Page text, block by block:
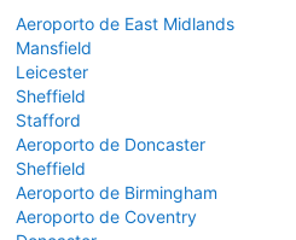
Aeroporto de East Midlands
Mansfield
Leicester
Sheffield
Stafford
Aeroporto de Doncaster
Sheffield
Aeroporto de Birmingham
Aeroporto de Coventry